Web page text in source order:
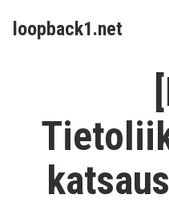
loopback1.net